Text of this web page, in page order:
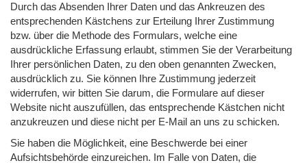
Durch das Absenden Ihrer Daten und das Ankreuzen des
entsprechenden Kästchens zur Erteilung Ihrer Zustimmung
bzw. über die Methode des Formulars, welche eine
ausdrückliche Erfassung erlaubt, stimmen Sie der Verarbeitung
Ihrer persönlichen Daten, zu den oben genannten Zwecken,
ausdrücklich zu. Sie können Ihre Zustimmung jederzeit
widerrufen, wir bitten Sie darum, die Formulare auf dieser
Website nicht auszufüllen, das entsprechende Kästchen nicht
anzukreuzen und diese nicht per E-Mail an uns zu schicken.
Sie haben die Möglichkeit, eine Beschwerde bei einer
Aufsichtsbehörde einzureichen. Im Falle von Daten, die